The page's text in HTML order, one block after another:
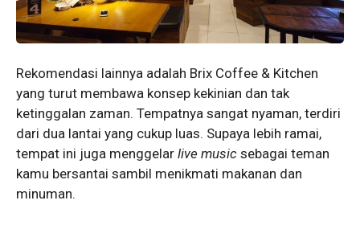
Rekomendasi lainnya adalah Brix Coffee & Kitchen
yang turut membawa konsep kekinian dan tak
ketinggalan zaman. Tempatnya sangat nyaman, terdiri
dari dua lantai yang cukup luas. Supaya lebih ramai,
tempat ini juga menggelar live music sebagai teman
kamu bersantai sambil menikmati makanan dan
minuman.